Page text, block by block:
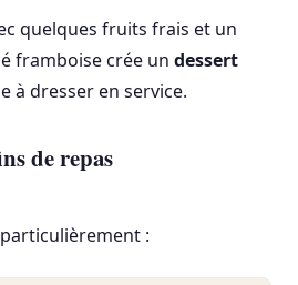
quelques fruits frais et un
framboise crée un dessert
à dresser en service.
de repas
: